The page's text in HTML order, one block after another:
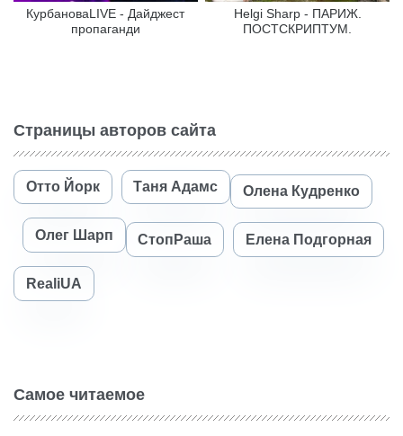
КурбановаLIVE - Дайджест
пропаганди
Helgi Sharp - ПАРИЖ.
ПОСТСКРИПТУМ.
Страницы авторов сайта
Отто Йорк Таня Адамс Олена Кудренко
Олег Шарп СтопРаша Елена Подгорная
RealiUA
Самое читаемое